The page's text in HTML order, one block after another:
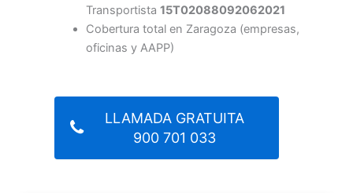
Transportista 15T02088092062021
Cobertura total en Zaragoza (empresas,
oficinas y AAPP)
LLAMADA GRATUITA
900 701 033